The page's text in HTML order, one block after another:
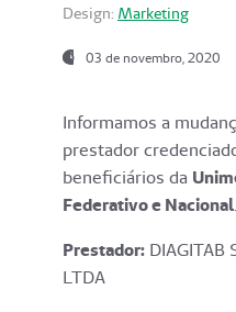
Design: Marketing
03 de novembro, 2020
Informamos a
prestador
beneficiários da
Federativo e Nacional.
Prestador: DIAGITAB
LTDA